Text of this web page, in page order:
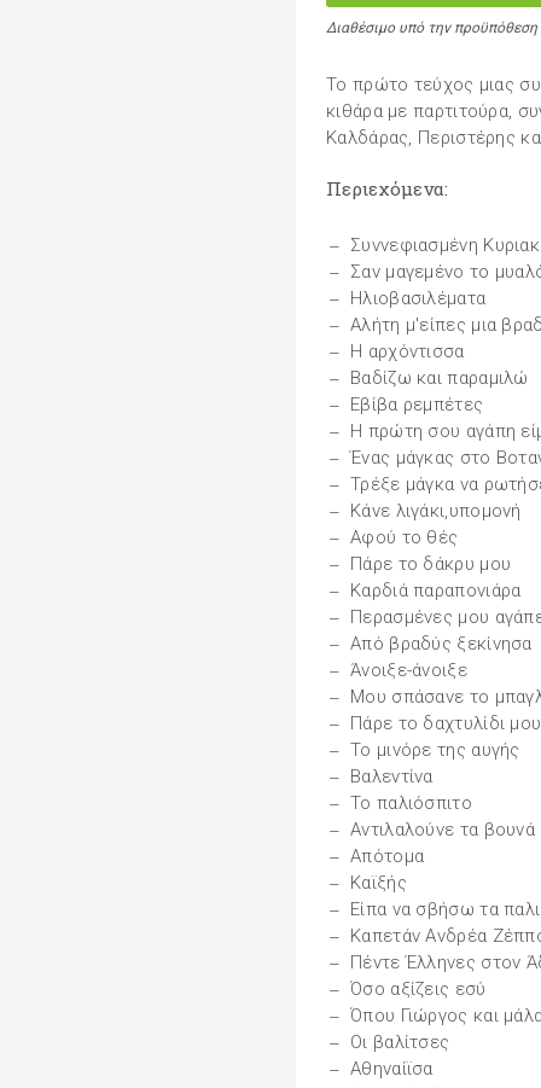
Διαθέσιμο υπό την
Το πρώτο τεύχος μιας
κιθάρα με παρτιτούρα,
Καλδάρας, Περιστέρης
Περιεχόμενα:
Συννεφιασμένη
Σαν μαγεμένο το
Ηλιοβασιλέματα
Αλήτη μ'είπες μια
Η αρχόντισσα
Βαδίζω και παραμιλώ
Εβίβα ρεμπέτες
Η πρώτη σου αγάπη
Ένας μάγκας στο
Τρέξε μάγκα να
Κάνε λιγάκι,υπομονή
Αφού το θές
Πάρε το δάκρυ μου
Καρδιά παραπονιάρα
Περασμένες μου
Από βραδύς ξεκίνησα
Άνοιξε-άνοιξε
Μου σπάσανε το
Πάρε το δαχτυλίδι μου
Το μινόρε της αυγής
Βαλεντίνα
Το παλιόσπιτο
Αντιλαλούνε τα βουνά
Απότομα
Καϊξής
Είπα να σβήσω τα
Καπετάν Ανδρέα
Πέντε Έλληνες στον
Όσο αξίζεις εσύ
Όπου Γιώργος και
Οι βαλίτσες
Αθηναίϊσα